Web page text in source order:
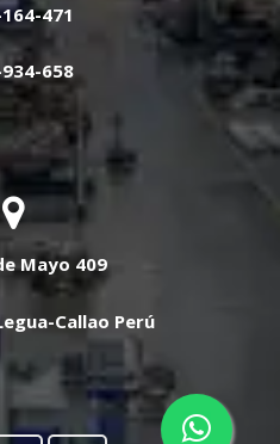
471
658
Mayo 409
Callao Perú